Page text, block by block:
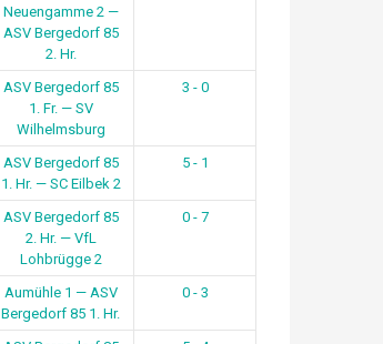
Neuengamme 2 —
ASV Bergedorf 85
2. Hr.
ASV Bergedorf 85
1. Fr. — SV
Wilhelmsburg
3 - 0
ASV Bergedorf 85
1. Hr. — SC Eilbek 2
5 - 1
ASV Bergedorf 85
2. Hr. — VfL
Lohbrügge 2
0 - 7
Aumühle 1 — ASV
Bergedorf 85 1. Hr.
0 - 3